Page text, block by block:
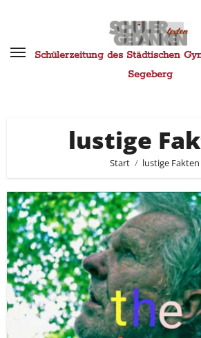
springenSchülerzeitung des Städtischen
Segeberg
lustige
Start lustige Fakten